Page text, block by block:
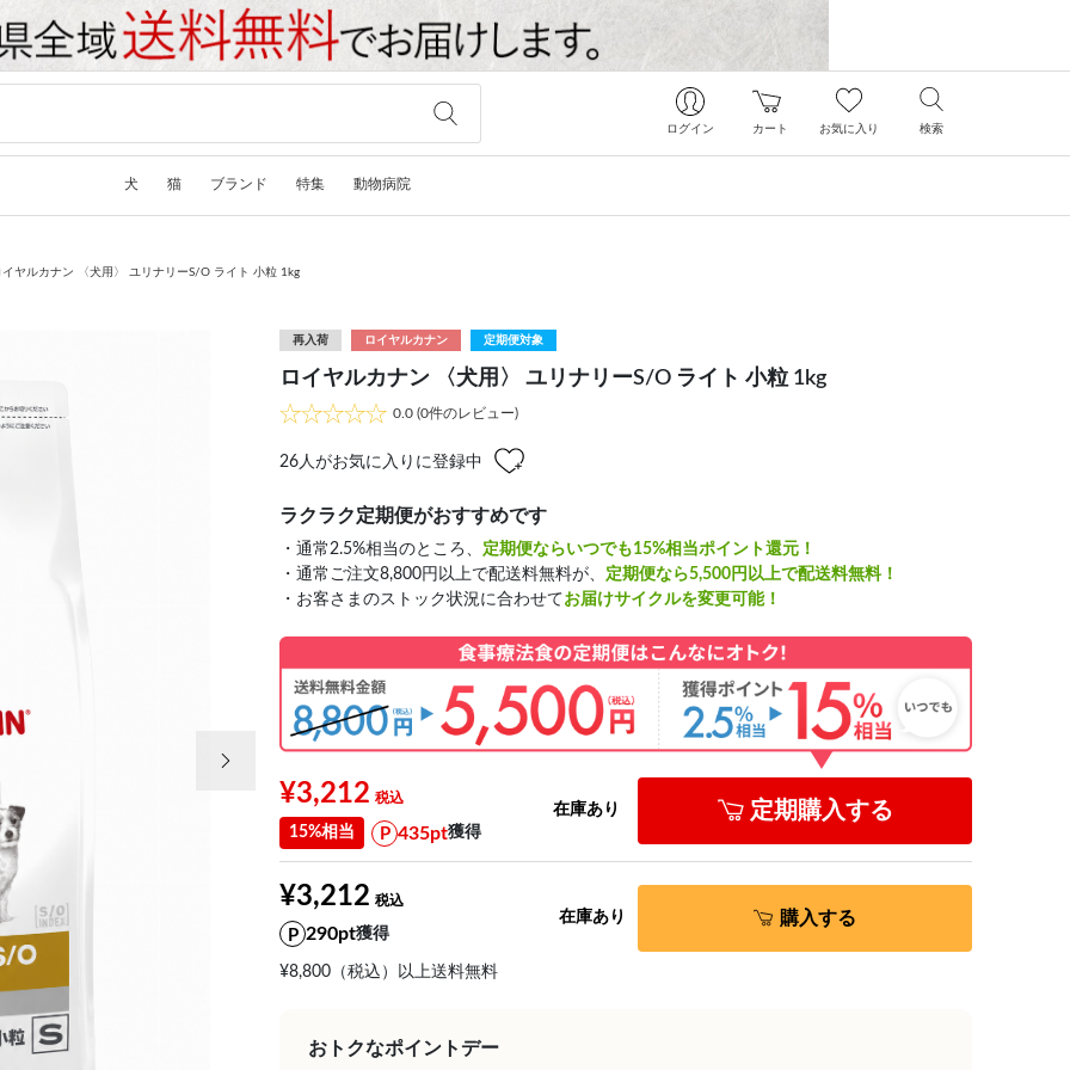
ログイン カート お気に入り 検索
犬 猫 ブランド 特集 動物病院
イヤルカナン 〈犬用〉 ユリナリーS/O ライト 小粒 1kg
再入荷 ロイヤルカナン 定期便対象
ロイヤルカナン 〈犬用〉 ユリナリーS/O ライト 小粒 1kg
0.0 (0件のレビュー)
26 人がお気に入りに登録中
ラクラク定期便がおすすめです
・通常2.5%相当のところ、 定期便ならいつでも15%相当ポイント還元！
・通常ご注文8,800円以上で配送料無料が、 定期便なら5,500円以上で配送料無料！
・お客さまのストック状況に合わせてお届けサイクルを変更可能！
¥3,212
15%相当 435pt獲得
在庫あり 定期購入する
¥3,212
290pt獲得
¥8,800（税込）以上送料無料
在庫あり 購入する
おトクなポイントデー